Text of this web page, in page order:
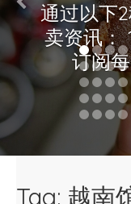
通过以下
卖资讯：
订阅
http://
精选生
13/08/17
啡馆
【
Tag: 越南